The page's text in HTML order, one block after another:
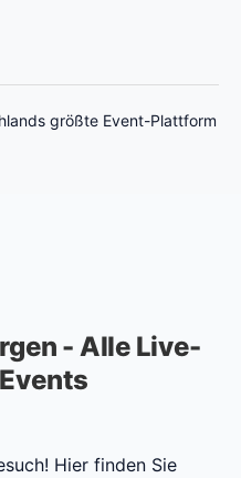
größte Event-Plattform
- Alle Live-
Hier finden Sie